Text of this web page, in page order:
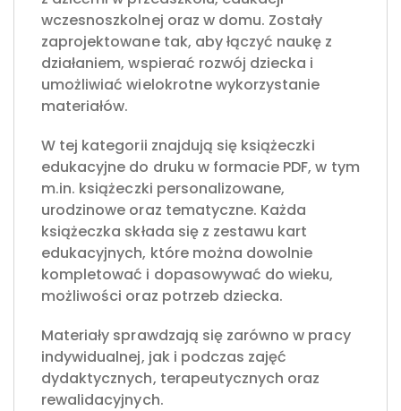
wczesnoszkolnej oraz w domu. Zostały
zaprojektowane tak, aby łączyć naukę z
działaniem, wspierać rozwój dziecka i
umożliwiać wielokrotne wykorzystanie
materiałów.
W tej kategorii znajdują się książeczki
edukacyjne do druku w formacie PDF, w tym
m.in. książeczki personalizowane,
urodzinowe oraz tematyczne. Każda
książeczka składa się z zestawu kart
edukacyjnych, które można dowolnie
kompletować i dopasowywać do wieku,
możliwości oraz potrzeb dziecka.
Materiały sprawdzają się zarówno w pracy
indywidualnej, jak i podczas zajęć
dydaktycznych, terapeutycznych oraz
rewalidacyjnych.